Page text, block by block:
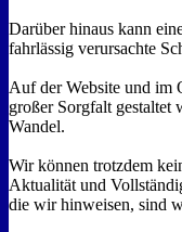
Darüber hinaus kann
fahrlässig verursachte
Auf der Website und im
großer Sorgfalt gestaltet
Wandel.
Wir können trotzdem
Aktualität und
die wir hinweisen, sind